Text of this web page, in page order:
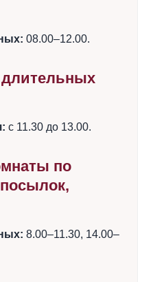
08.00–12.00.
с 11.30 до 13.00.
по
8.00–11.30, 14.00–